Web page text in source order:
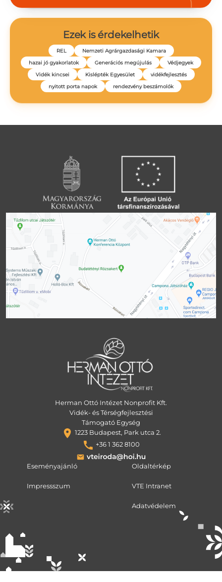
Ezek is érdekelhetik
REL
Nemzeti Agrárgazdasági Kamara
hazai jó gyakorlatok
Generációs megújulás
Védjegyek
Vidék kincsei
Kislépték Egyesület
vidékfejlesztés
nyitott porta napok
rendezvény beszámolók
Herman Ottó Intézet Nonprofit Kft.
Vidék- és Térségfejlesztési
Támogató Egység
1223 Budapest, Park utca 2.
+36 1 362 8100
Eseményajánló
Impressszum
Oldaltérkép
VTE Intranet
Adatvédelem